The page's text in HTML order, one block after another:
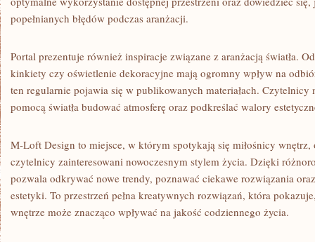
popełnianych błędów podczas aranżacji.
Portal prezentuje również inspiracje związane z aranżacją światła.
kinkiety czy oświetlenie dekoracyjne mają ogromny wpływ na
ten regularnie pojawia się w publikowanych materiałach. Czytelnicy
pomocą światła budować atmosferę oraz podkreślać walory
M-Loft Design to miejsce, w którym spotykają się miłośnicy
czytelnicy zainteresowani nowoczesnym stylem życia. Dzięki
pozwala odkrywać nowe trendy, poznawać ciekawe rozwiązania
estetyki. To przestrzeń pełna kreatywnych rozwiązań, która
wnętrze może znacząco wpływać na jakość codziennego życia.